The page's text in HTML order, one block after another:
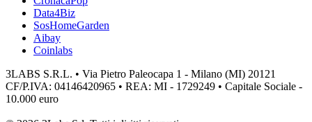
Data4Biz
SosHomeGarden
Aibay
Coinlabs
3LABS S.R.L. • Via Pietro Paleocapa 1 - Milano (MI) 20121
CF/P.IVA: 04146420965 • REA: MI - 1729249 • Capitale Sociale -
10.000 euro